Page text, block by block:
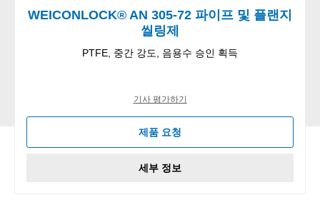
WEICONLOCK® AN 305-72 파이프 및 플랜지
씰링제
PTFE, 중간 강도, 음용수 승인 획득
기사 평가하기
제품 요청
세부 정보